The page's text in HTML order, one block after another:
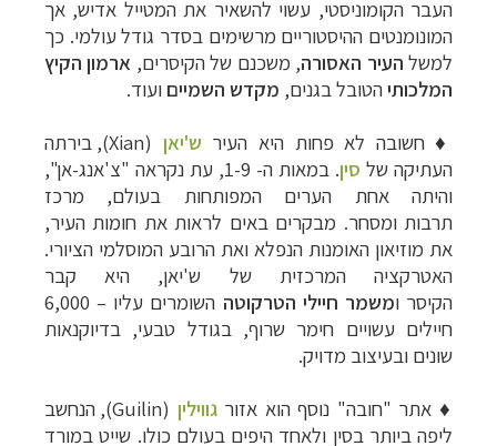
העבר הקומוניסטי, עשוי להשאיר את המטייל אדיש, אך
המונומנטים ההיסטוריים מרשימים בסדר גודל עולמי. כך
למשל העיר האסורה, משכנם של הקיסרים, ארמון הקיץ
המלכותיהטובל בגנים, מקדש השמיים ועוד.
♦חשובה לא פחות היא העיר ש'יאן (
Xian), בירתה
העתיקה של סין
. במאות ה- 1-9, עת נקראה "צ'אנג-אן",
והיתה אחת הערים המפותחות בעולם, מרכז
תרבות ומסחר. מבקרים באים לראות את חומות העיר,
את מוזיאון האומנות הנפלא ואת הרובע המוסלמי הציורי.
האטרקציה המרכזית של ש'יאן, היא קבר
הקיסר ומשמר חיילי הטרקוטה השומרים עליו –
6,000
חיילים עשויים חימר שרוף, בגודל טבעי, בדיוקנאות
שונים ובעיצוב מדויק.
♦ אתר "חובה" נוסף הוא אזורגווילין (
Guilin), הנחשב
ליפה ביותר בסין ולאחד היפים בעולם כולו. שייט במורד